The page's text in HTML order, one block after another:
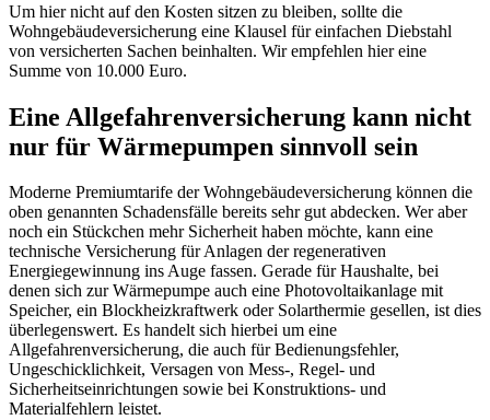
Um hier nicht auf den Kosten sitzen zu bleiben, sollte die
Wohngebäudeversicherung eine Klausel für einfachen Diebstahl
von versicherten Sachen beinhalten. Wir empfehlen hier eine
Summe von 10.000 Euro.
Eine Allgefahrenversicherung kann nicht
nur für Wärmepumpen sinnvoll sein
Moderne Premiumtarife der Wohngebäudeversicherung können die
oben genannten Schadensfälle bereits sehr gut abdecken. Wer aber
noch ein Stückchen mehr Sicherheit haben möchte, kann eine
technische Versicherung für Anlagen der regenerativen
Energiegewinnung ins Auge fassen. Gerade für Haushalte, bei
denen sich zur Wärmepumpe auch eine Photovoltaikanlage mit
Speicher, ein Blockheizkraftwerk oder Solarthermie gesellen, ist dies
überlegenswert. Es handelt sich hierbei um eine
Allgefahrenversicherung, die auch für Bedienungsfehler,
Ungeschicklichkeit, Versagen von Mess-, Regel- und
Sicherheitseinrichtungen sowie bei Konstruktions- und
Materialfehlern leistet.